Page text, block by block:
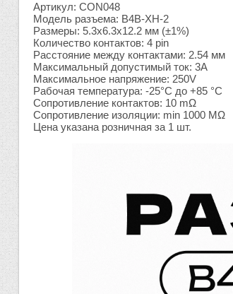
Артикул: CON048
Модель разъема: B4B-XH-2
Размеры: 5.3х6.3х12.2 мм (±1%)
Количество контактов: 4 pin
Расстояние между контактами: 2.54 мм
Максимальный допустимый ток: 3А
Максимальное напряжение: 250V
Рабочая температура: -25°C до +85 °C
Сопротивление контактов: 10 mΩ
Сопротивление изоляции: min 1000 MΩ
Цена указана розничная за 1 шт.